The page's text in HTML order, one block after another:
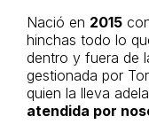
Nació en 2015
hinchas todo lo
dentro y fuera de
gestionada por
quien la lleva
atendida por